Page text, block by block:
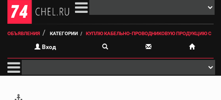
ОБЪЯВЛЕНИЯ КАТЕГОРИИ КУПЛЮ КАБЕЛЬНО-ПРОВОДНИКОВУЮ ПРОДУКЦИЮ С
Вход